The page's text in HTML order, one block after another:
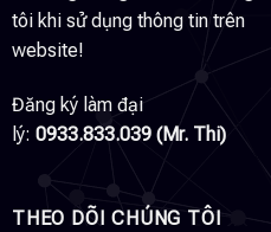
tôi khi sử dụng thông tin trên
website!
Đăng ký làm đại
lý: 0933.833.039 (Mr. Thi)
THEO DÕI CHÚNG TÔI